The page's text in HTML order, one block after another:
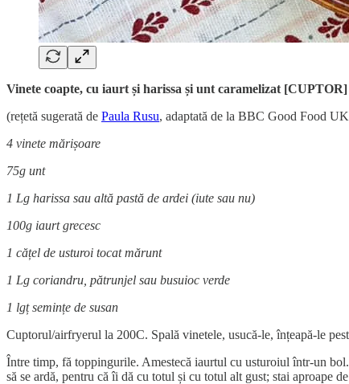
Vinete coapte, cu iaurt și harissa și unt caramelizat
(rețetă sugerată de Paula Rusu, adaptată de la BBC Good Food
4 vinete mărișoare
75g unt
1 Lg harissa sau altă pastă de ardei (iute sau nu)
100g iaurt grecesc
1 cățel de usturoi tocat mărunt
1 Lg coriandru, pătrunjel sau busuioc verde
1 lgț semințe de susan
Cuptorul/airfryerul la 200C. Spală vinetele, usucă-le, înțeapă-le
Între timp, fă toppingurile. Amestecă iaurtul cu usturoiul într-un
să se ardă, pentru că îi dă cu totul și cu totul alt gust; stai aproape